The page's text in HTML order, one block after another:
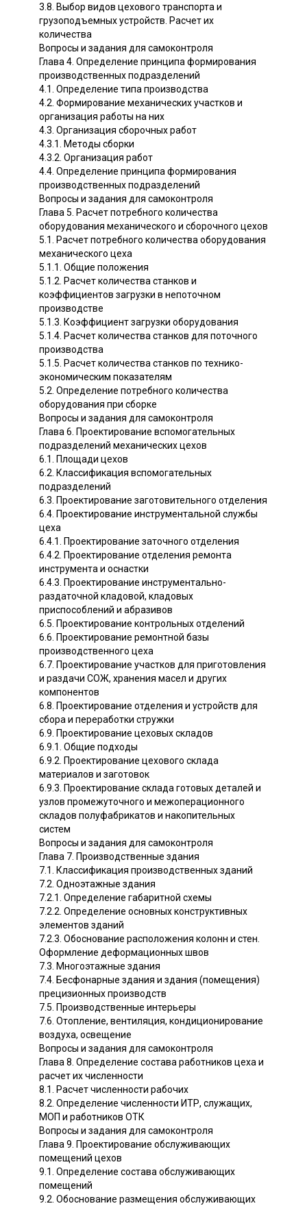
3.8. Выбор видов цехового транспорта и
грузоподъемных устройств. Расчет их
количества
Вопросы и задания для самоконтроля
Глава 4. Определение принципа формирования
производственных подразделений
4.1. Определение типа производства
4.2. Формирование механических участков и
организация работы на них
4.3. Организация сборочных работ
4.3.1. Методы сборки
4.3.2. Организация работ
4.4. Определение принципа формирования
производственных подразделений
Вопросы и задания для самоконтроля
Глава 5. Расчет потребного количества
оборудования механического и сборочного цехов
5.1. Расчет потребного количества оборудования
механического цеха
5.1.1. Общие положения
5.1.2. Расчет количества станков и
коэффициентов загрузки в непоточном
производстве
5.1.3. Коэффициент загрузки оборудования
5.1.4. Расчет количества станков для поточного
производства
5.1.5. Расчет количества станков по технико-
экономическим показателям
5.2. Определение потребного количества
оборудования при сборке
Вопросы и задания для самоконтроля
Глава 6. Проектирование вспомогательных
подразделений механических цехов
6.1. Площади цехов
6.2. Классификация вспомогательных
подразделений
6.3. Проектирование заготовительного отделения
6.4. Проектирование инструментальной службы
цеха
6.4.1. Проектирование заточного отделения
6.4.2. Проектирование отделения ремонта
инструмента и оснастки
6.4.3. Проектирование инструментально-
раздаточной кладовой, кладовых
приспособлений и абразивов
6.5. Проектирование контрольных отделений
6.6. Проектирование ремонтной базы
производственного цеха
6.7. Проектирование участков для приготовления
и раздачи СОЖ, хранения масел и других
компонентов
6.8. Проектирование отделения и устройств для
сбора и переработки стружки
6.9. Проектирование цеховых складов
6.9.1. Общие подходы
6.9.2. Проектирование цехового склада
материалов и заготовок
6.9.3. Проектирование склада готовых деталей и
узлов промежуточного и межоперационного
складов полуфабрикатов и накопительных
систем
Вопросы и задания для самоконтроля
Глава 7. Производственные здания
7.1. Классификация производственных зданий
7.2. Одноэтажные здания
7.2.1. Определение габаритной схемы
7.2.2. Определение основных конструктивных
элементов зданий
7.2.3. Обоснование расположения колонн и стен.
Оформление деформационных швов
7.3. Многоэтажные здания
7.4. Бесфонарные здания и здания (помещения)
прецизионных производств
7.5. Производственные интерьеры
7.6. Отопление, вентиляция, кондиционирование
воздуха, освещение
Вопросы и задания для самоконтроля
Глава 8. Определение состава работников цеха и
расчет их численности
8.1. Расчет численности рабочих
8.2. Определение численности ИТР, служащих,
МОП и работников ОТК
Вопросы и задания для самоконтроля
Глава 9. Проектирование обслуживающих
помещений цехов
9.1. Определение состава обслуживающих
помещений
9.2. Обоснование размещения обслуживающих